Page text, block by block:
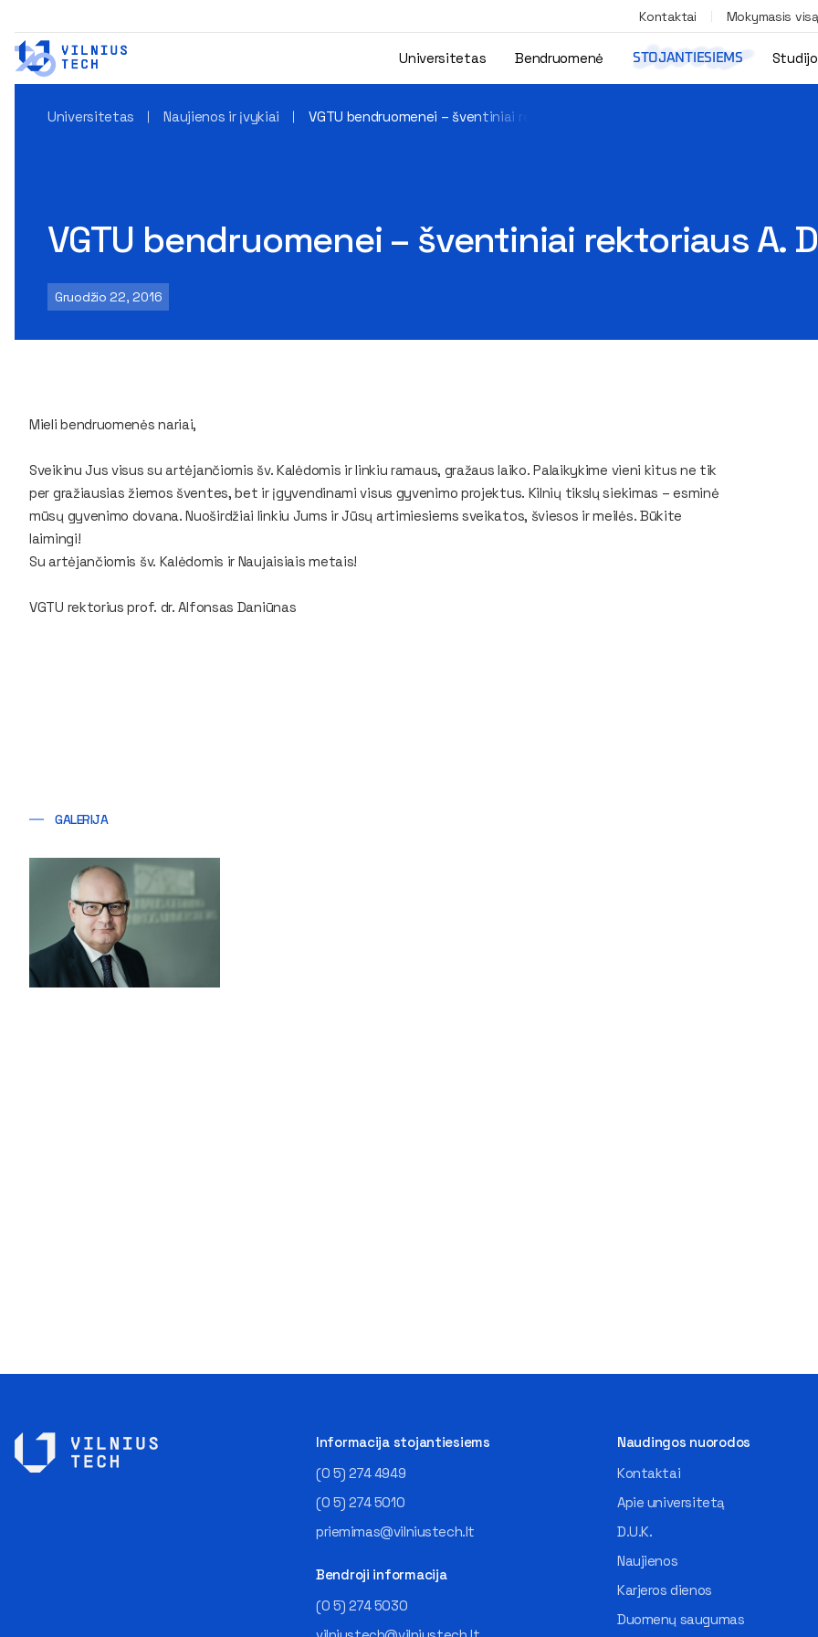
Kontaktai Mokymasis
Universitetas Bendruomenė STOJANTIESIEMS
Universitetas Naujienos ir įvykiai VGTU bendruomenei – šventiniai rektoriaus A. Daniūno sveikinimai
VGTU bendruomenei – šventiniai rektoriaus A.
Gruodžio 22, 2016
Mieli bendruomenės nariai,
Sveikinu Jus visus su artėjančiomis šv. Kalėdomis ir linkiu ramaus, gražaus laiko. Palaikykime vieni kitus ne tik
per gražiausias žiemos šventes, bet ir įgyvendinami visus gyvenimo projektus. Kilnių tikslų siekimas – esminė
mūsų gyvenimo dovana. Nuoširdžiai linkiu Jums ir Jūsų artimiesiems sveikatos, šviesos ir meilės. Būkite
laimingi!
Su artėjančiomis šv. Kalėdomis ir Naujaisiais metais!
VGTU rektorius prof. dr. Alfonsas Daniūnas
GALERIJA
Informacija stojantiesiems
(0 5) 274 4949
(0 5) 274 5010
priemimas@vilniustech.lt
Bendroji informacija
(0 5) 274 5030
Naudingos nuorodos
Kontaktai
Apie universitetą
D.U.K.
Naujienos
Karjeros dienos
Duomenų saugumas